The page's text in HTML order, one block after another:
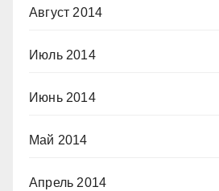
Август 2014
Июль 2014
Июнь 2014
Май 2014
Апрель 2014